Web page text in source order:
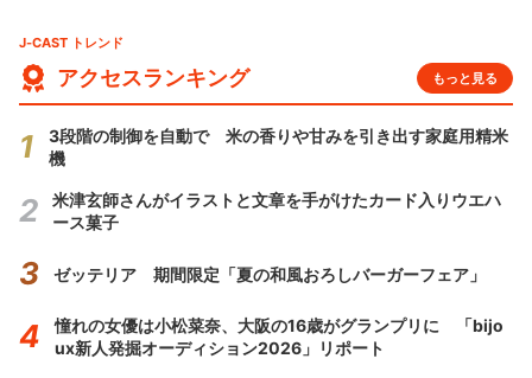
J-CAST トレンド
アクセスランキング もっと見る
3段階の制御を自動で 米の香りや甘みを引き出す家庭用精米
機
米津玄師さんがイラストと文章を手がけたカード入りウエハ
ース菓子
ゼッテリア 期間限定「夏の和風おろしバーガーフェア」
憧れの女優は小松菜奈、大阪の16歳がグランプリに 「bijo
ux新人発掘オーディション2026」リポート